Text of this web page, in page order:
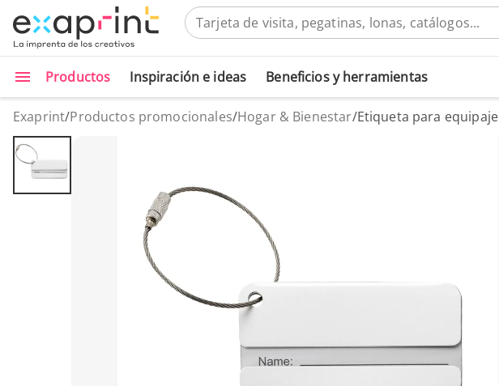
Productos Inspiración e ideas Beneficios y herramientas
Exaprint/Productos promocionales/Hogar & Bienestar/Etiqueta para